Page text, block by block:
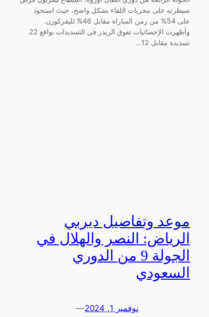
سيطرته على مجريات اللقاء بشكل واضح، حيث استحوذ
على 54% من زمن المباراة مقابل 46% لليفركوزن.
وأظهرت الإحصائيات تفوق الريدز في التسديدات بواقع 22
تسديدة مقابل 12…
موعد وتفاصيل ديربي
الرياض: النصر والهلال في
الجولة 9 من الدوري
السعودي
نوفمبر 1, 2024 —